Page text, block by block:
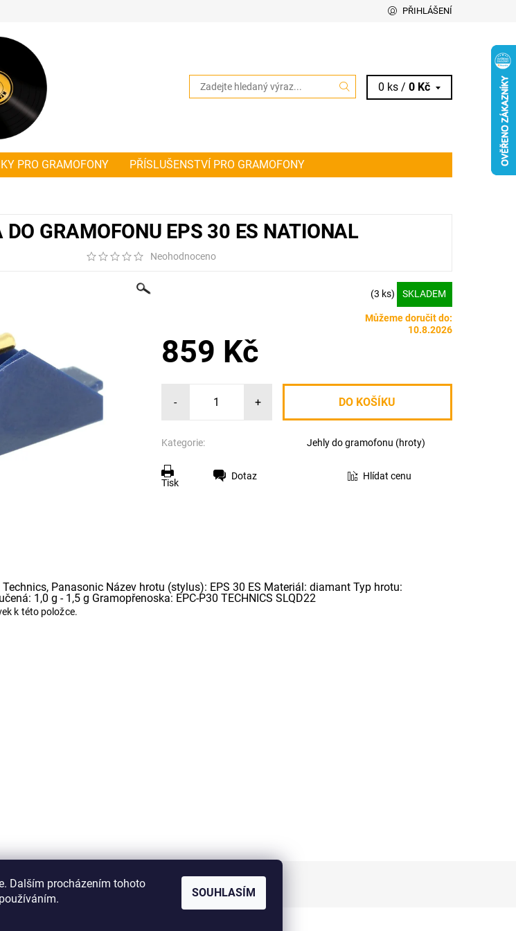
PŘIHLÁŠENÍ
0 ks /0 Kč
PRO GRAMOFONY
PŘÍSLUŠENSTVÍ PRO GRAMOFONY
ČTVERCOVÉ
DO GRAMOFONU EPS 30 ES NATIONAL
Neohodnoceno
(3 ks) SKLADEM
Můžeme doručit do:
10.8.2026
859 Kč
- +
Kategorie: Jehly do gramofonu (hroty)
Tisk
Dotaz Hlídat cenu
Technics, Panasonic Název hrotu (stylus): EPS 30 ES Materiál: diamant Typ hrotu:
1,0 g - 1,5 g Gramopřenoska: EPC-P30 TECHNICS SLQD22
k této položce.
řemínek pro Vaše audio zařízení
Dalším procházením tohoto
SOUHLASÍM